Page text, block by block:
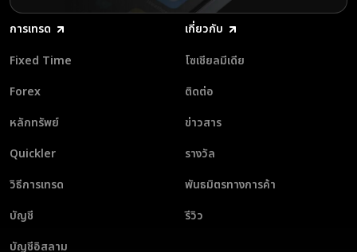
การเทรด
Fixed Time
Forex
หลักทรัพย์
Quickler
วิธีการเทรด
บัญชี
บัญชีอิสลาม
เกี่ยวกับ
โซเชียลมีเดีย
ติดต่อ
ข่าวสาร
รางวัล
พันธมิตรทางการค้า
รีวิว